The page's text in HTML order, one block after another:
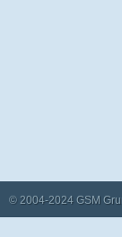
© 2004-2024 GSM